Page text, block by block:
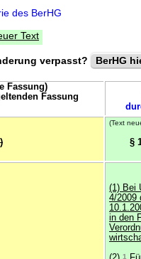
des BerHG
Text
verpasst? BerHG
Fassung)
Fassung
(Text
§
(1) Bei
4/2009
in den
1